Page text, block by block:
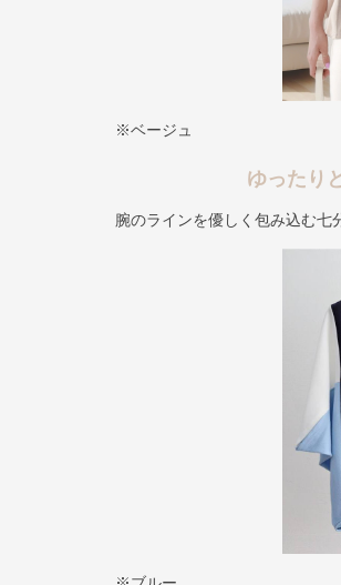
※ベージュ
ゆったり
腕のラインを優しく包み込む七